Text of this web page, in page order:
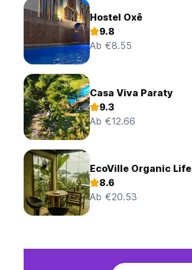
Hostel Oxê
9.8
Ab €8.55
Casa Viva Paraty
9.3
Ab €12.66
EcoVille Organic Life
8.6
Ab €20.53